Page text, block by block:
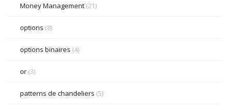
Money Management (21)
options (8)
options binaires (4)
or (3)
patterns de chandeliers (5)